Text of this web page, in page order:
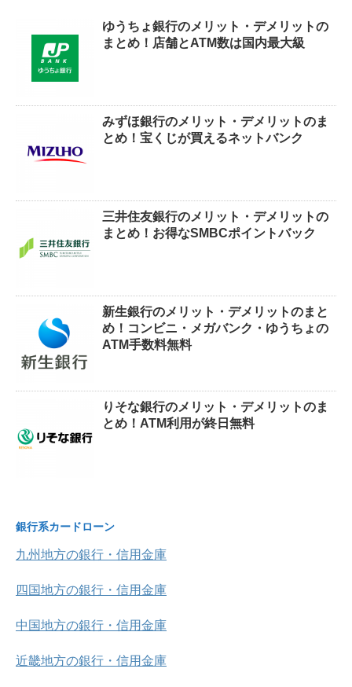
ゆうちょ銀行のメリット・デメリットの
まとめ！店舗とATM数は国内最大級
みずほ銀行のメリット・デメリットのま
とめ！宝くじが買えるネットバンク
三井住友銀行のメリット・デメリットの
まとめ！お得なSMBCポイントバック
新生銀行のメリット・デメリットのまと
め！コンビニ・メガバンク・ゆうちょの
ATM手数料無料
りそな銀行のメリット・デメリットのま
とめ！ATM利用が終日無料
銀行系カードローン
九州地方の銀行・信用金庫
四国地方の銀行・信用金庫
中国地方の銀行・信用金庫
近畿地方の銀行・信用金庫